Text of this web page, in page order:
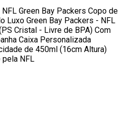
Green Bay Packers Copo de
Luxo Green Bay Packers - NFL
Cristal - Livre de BPA) Com
Caixa Personalizada
de 450ml (16cm Altura)
pela NFL